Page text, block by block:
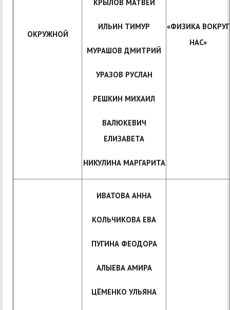
ОКРУЖНОЙ
КРЫЛОВ МАТВЕЙ
ИЛЬИН ТИМУР
МУРАШОВ ДМИТРИЙ
УРАЗОВ РУСЛАН
РЕШКИН МИХАИЛ
ВАЛЮКЕВИЧ
ЕЛИЗАВЕТА
НИКУЛИНА МАРГАРИТА
«ФИЗИКА ВОКРУГ
НАС»
ИВАТОВА АННА
КОЛЬЧИКОВА ЕВА
ПУГИНА ФЕОДОРА
АЛЫЕВА АМИРА
ЦЁМЕНКО УЛЬЯНА